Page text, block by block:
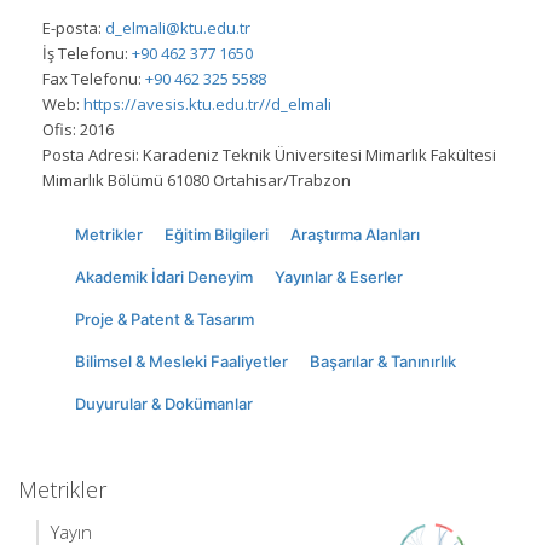
E-posta: d_elmali@ktu.edu.tr
İş Telefonu: +90 462 377 1650
Fax Telefonu: +90 462 325 5588
Web: https://avesis.ktu.edu.tr//d_elmali
Ofis: 2016
Posta Adresi: Karadeniz Teknik Üniversitesi Mimarlık Fakültesi
Mimarlık Bölümü 61080 Ortahisar/Trabzon
Metrikler Eğitim Bilgileri Araştırma Alanları
Akademik İdari Deneyim Yayınlar & Eserler
Proje & Patent & Tasarım
Bilimsel & Mesleki Faaliyetler Başarılar & Tanınırlık
Duyurular & Dokümanlar
Metrikler
Yayın